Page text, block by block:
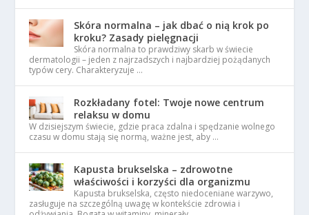
Skóra normalna – jak dbać o nią krok po
kroku? Zasady pielęgnacji
Skóra normalna to prawdziwy skarb w świecie
dermatologii – jeden z najrzadszych i najbardziej pożądanych
typów cery. Charakteryzuje …
Rozkładany fotel: Twoje nowe centrum
relaksu w domu
W dzisiejszym świecie, gdzie praca zdalna i spędzanie wolnego
czasu w domu stają się normą, ważne jest, aby …
Kapusta brukselska – zdrowotne
właściwości i korzyści dla organizmu
Kapusta brukselska, często niedoceniane warzywo,
zasługuje na szczególną uwagę w kontekście zdrowia i